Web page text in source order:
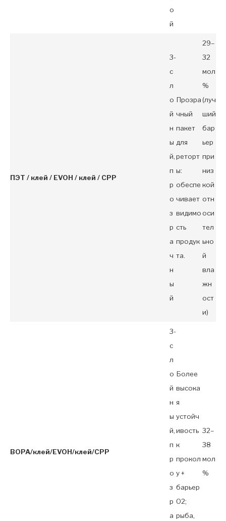
о
й
ПЭТ / клей / EVOH / клей / CPP
3-
с
л
о
й
н
ы
й,
п
р
о
з
р
а
ч
н
ы
й
Прозра
чный
пакет
для
реторт
ы:
обеспе
чивает
видимо
сть
продук
та.
29–
32
мол
%
(луч
ший
бар
ьер
при
низ
кой
отн
оси
тел
ьно
й
вла
жн
ост
и)
BOPA/клей/EVOH/клей/CPP
3-
с
л
о
й
н
ы
й,
п
р
о
з
р
а
Более
высока
я
устойч
ивость
к
прокол
у +
барьер
O2;
рыба,
32–
38
мол
%